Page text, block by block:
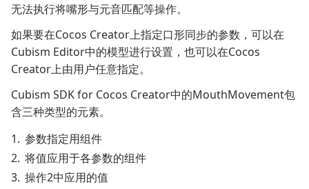
无法执行将嘴形与元音匹配等操作。
如果要在Cocos Creator上指定口形同步的参数，可以在
Cubism Editor中的模型进行设置，也可以在Cocos
Creator上由用户任意指定。
Cubism SDK for Cocos Creator中的MouthMovement包
含三种类型的元素。
参数指定用组件
将值应用于各参数的组件
操作2中应用的值